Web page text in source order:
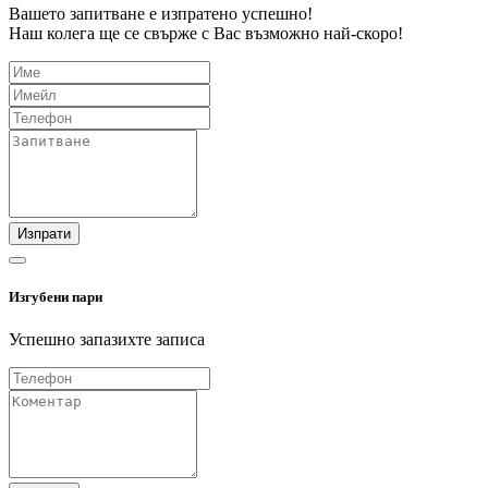
Вашето запитване е изпратено успешно!
Наш колега ще се свърже с Вас възможно най-скоро!
Изпрати
Изгубени пари
Успешно запазихте записа